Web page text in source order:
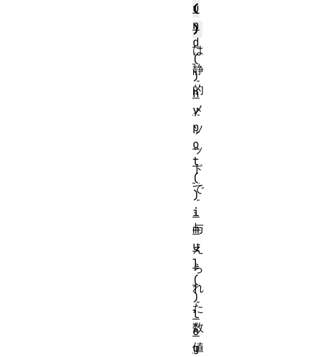
(
)
は
静
的
メ
ソ
ッ
ド
で
、
与
え
ら
れ
た
数
値
u
n
d
(
)
h
y
p
o
t
(
)
i
m
u
l
(
)
l
o
g